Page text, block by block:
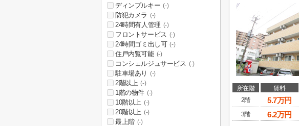
所在階 賃料
2階
5.7万円
3階
6.2万円
ディンプルキー (-)
防犯カメラ (-)
24時間有人管理 (-)
フロントサービス (-)
24時間ゴミ出し可 (-)
住戸内覧可能 (-)
コンシェルジュサービス (-)
駐車場あり (-)
2階以上 (-)
1階の物件 (-)
10階以上 (-)
20階以上 (-)
最上階 (-)